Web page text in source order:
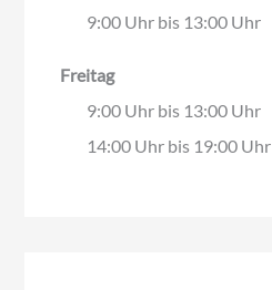
9:00 Uhr bis 13:00 Uhr
Freitag
9:00 Uhr bis 13:00 Uhr
14:00 Uhr bis 19:00 Uhr